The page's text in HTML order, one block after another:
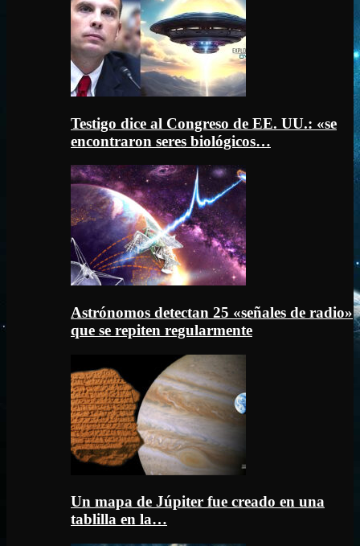
Testigo dice al Congreso de EE. UU.: «se
encontraron seres biológicos…
Astrónomos detectan 25 «señales de radio»
que se repiten regularmente
Un mapa de Júpiter fue creado en una
tablilla en la…